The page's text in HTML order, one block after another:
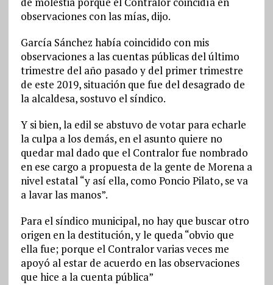
observaciones con las mías, dijo.
García Sánchez había coincidido con mis
observaciones a las cuentas públicas del último
trimestre del año pasado y del primer trimestre
de este 2019, situación que fue del desagrado de
la alcaldesa, sostuvo el síndico.
Y si bien, la edil se abstuvo de votar para echarle
la culpa a los demás, en el asunto quiere no
quedar mal dado que el Contralor fue nombrado
en ese cargo a propuesta de la gente de Morena a
nivel estatal “y así ella, como Poncio Pilato, se va
a lavar las manos”.
Para el síndico municipal, no hay que buscar otro
origen en la destitución, y le queda “obvio que
ella fue; porque el Contralor varias veces me
apoyó al estar de acuerdo en las observaciones
que hice a la cuenta pública”